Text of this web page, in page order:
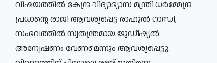
വിഷയത്തിൽ കേന്ദ്ര വിദ്യാഭ്യാസ മന്ത്രി ധർമ്മേന്ദ്ര
പ്രധാന്റെ രാജി ആവശ്യപ്പെട്ട രാഹുൽ ഗാന്ധി,
സംഭവത്തിൽ സ്വതന്ത്രമായ ജുഡീഷ്യൽ
അന്വേഷണം വേണമെന്നും ആവശ്യപ്പെട്ടു.